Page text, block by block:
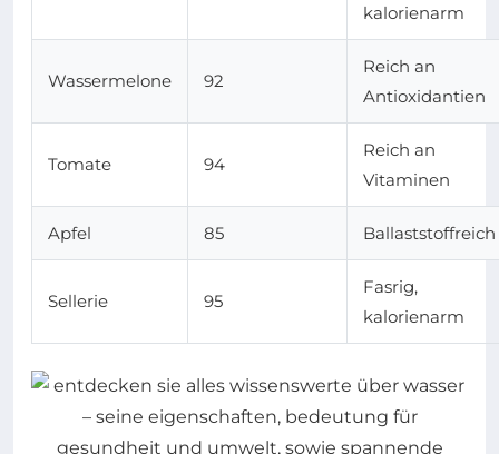
kalorienarm
Wassermelone 92
Reich an
Antioxidantien
Tomate 94
Reich an
Vitaminen
Apfel 85 Ballaststoffreich
Sellerie 95
Fasrig,
kalorienarm